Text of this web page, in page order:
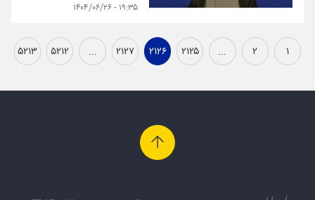
۱۹:۳۵ - ۱۴۰۴/۰۶/۲۶
۱ ۲ ... ۲۱۲۵ ۲۱۲۶ ۲۱۲۷ ... ۵۲۱۲ ۵۲۱۳